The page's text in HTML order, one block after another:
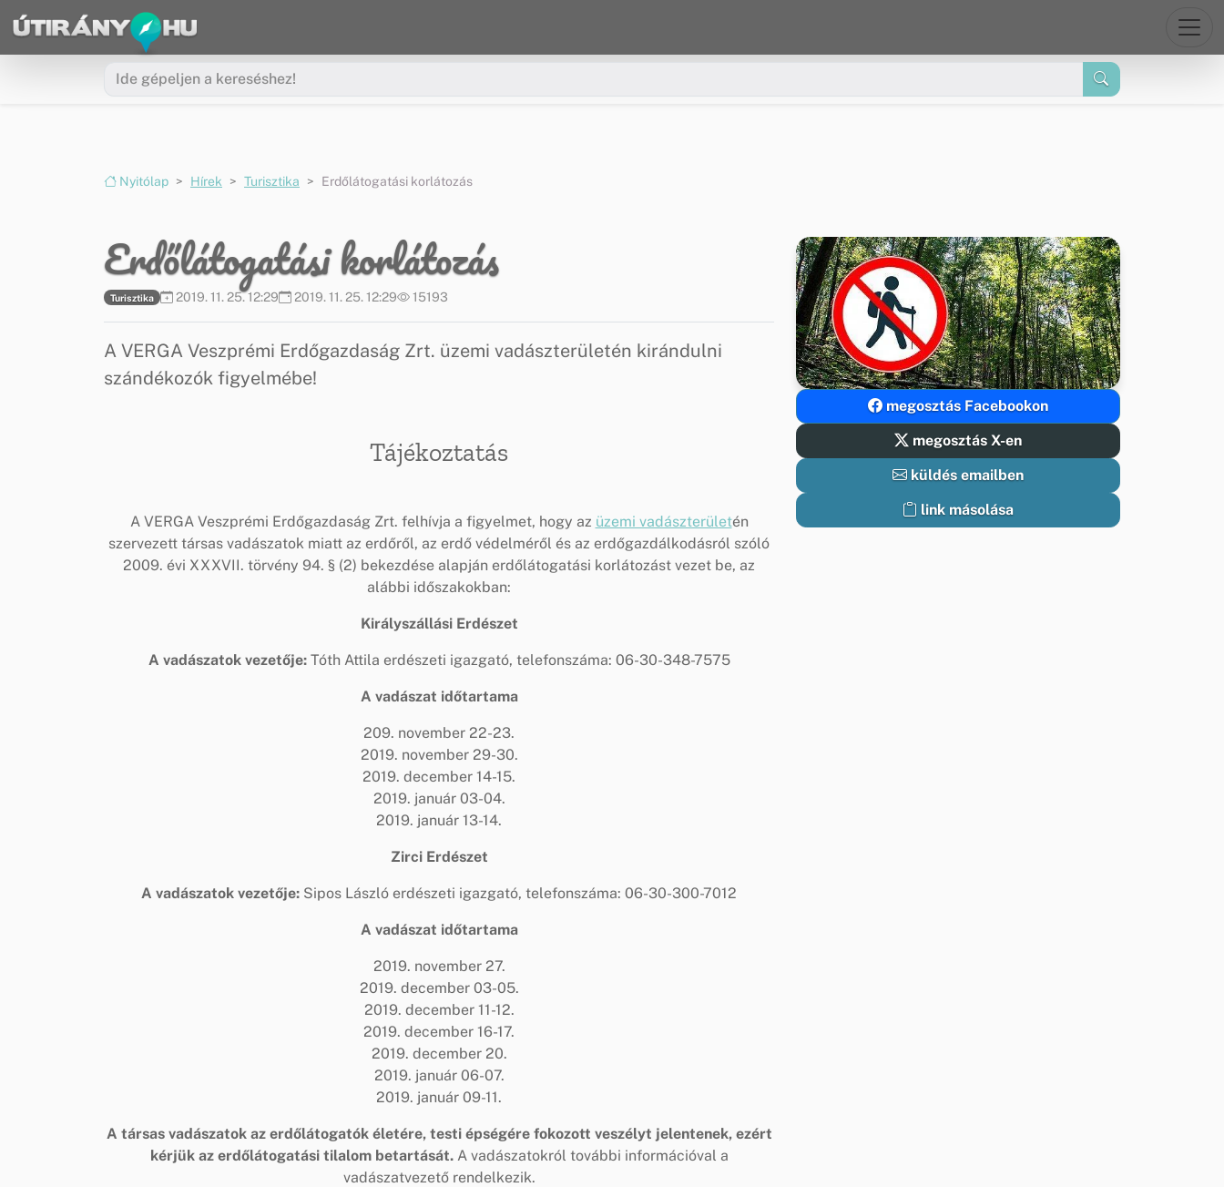
Ugrás a menüre
Ugrás a tartalomra
Nyitólap Hírek Turisztika Erdőlátogatási korlátozás
Erdőlátogatási korlátozás
Turisztika 2019. 11. 25. 12:29 2019. 11. 25. 12:29 15193
A VERGA Veszprémi Erdőgazdaság Zrt. üzemi vadászterületén kirándulni
szándékozók figyelmébe!
Tájékoztatás
A VERGA Veszprémi Erdőgazdaság Zrt. felhívja a figyelmet, hogy az üzemi vadászterületén
szervezett társas vadászatok miatt az erdőről, az erdő védelméről és az erdőgazdálkodásról szóló
2009. évi XXXVII. törvény 94. § (2) bekezdése alapján erdőlátogatási korlátozást vezet be, az
alábbi időszakokban:
Királyszállási Erdészet
A vadászatok vezetője:Tóth Attila erdészeti igazgató, telefonszáma: 06-30-348-7575
A vadászat időtartama
209. november 22-23.
2019. november 29-30.
2019. december 14-15.
2019. január 03-04.
2019. január 13-14.
Zirci Erdészet
A vadászatok vezetője: Sipos László erdészeti igazgató, telefonszáma: 06-30-300-7012
A vadászat időtartama
2019. november 27.
2019. december 03-05.
2019. december 11-12.
2019. december 16-17.
2019. december 20.
2019. január 06-07.
2019. január 09-11.
A társas vadászatok az erdőlátogatók életére, testi épségére fokozott veszélyt jelentenek, ezért
kérjük az erdőlátogatási tilalom betartását. A vadászatokról további információval a
vadászatvezető rendelkezik.
megosztás Facebookon
megosztás X-en
küldés emailben
link másolása